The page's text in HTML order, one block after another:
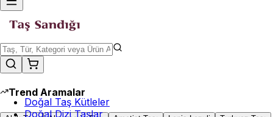
Trend Aramalar
Doğal Taş Kütleler
Doğal Dizi Taşlar